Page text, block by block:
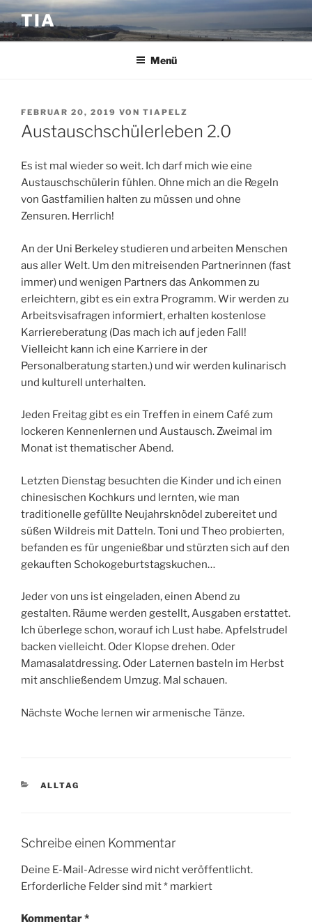
Zum
Inhalt
springen
TIA
Menü
VERÖFFENTLICHT
AM
FEBRUAR 20, 2019 VON TIAPELZ
Austauschschülerleben 2.0
Es ist mal wieder so weit. Ich darf mich wie eine
Austauschschülerin fühlen. Ohne mich an die Regeln
von Gastfamilien halten zu müssen und ohne
Zensuren. Herrlich!
An der Uni Berkeley studieren und arbeiten Menschen
aus aller Welt. Um den mitreisenden Partnerinnen (fast
immer) und wenigen Partners das Ankommen zu
erleichtern, gibt es ein extra Programm. Wir werden zu
Arbeitsvisafragen informiert, erhalten kostenlose
Karriereberatung (Das mach ich auf jeden Fall!
Vielleicht kann ich eine Karriere in der
Personalberatung starten.) und wir werden kulinarisch
und kulturell unterhalten.
Jeden Freitag gibt es ein Treffen in einem Café zum
lockeren Kennenlernen und Austausch. Zweimal im
Monat ist thematischer Abend.
Letzten Dienstag besuchten die Kinder und ich einen
chinesischen Kochkurs und lernten, wie man
traditionelle gefüllte Neujahrsknödel zubereitet und
süßen Wildreis mit Datteln. Toni und Theo probierten,
befanden es für ungenießbar und stürzten sich auf den
gekauften Schokogeburtstagskuchen…
Jeder von uns ist eingeladen, einen Abend zu
gestalten. Räume werden gestellt, Ausgaben erstattet.
Ich überlege schon, worauf ich Lust habe. Apfelstrudel
backen vielleicht. Oder Klopse drehen. Oder
Mamasalatdressing. Oder Laternen basteln im Herbst
mit anschließendem Umzug. Mal schauen.
Nächste Woche lernen wir armenische Tänze.
KATEGORIEN
ALLTAG
Schreibe einen Kommentar
Deine E-Mail-Adresse wird nicht veröffentlicht.
Erforderliche Felder sind mit* markiert
Kommentar*